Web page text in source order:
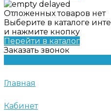
Отложенных товаров нет
Выберите в каталоге
и нажмите кнопку
Перейти в каталог
Заказать звонок
Главная
Кабинет